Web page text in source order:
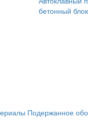
бетонный блок
Подержанное